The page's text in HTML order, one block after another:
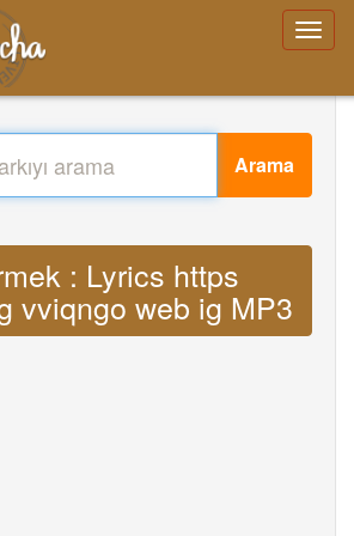
Arama
: Lyrics https
vviqngo web ig MP3